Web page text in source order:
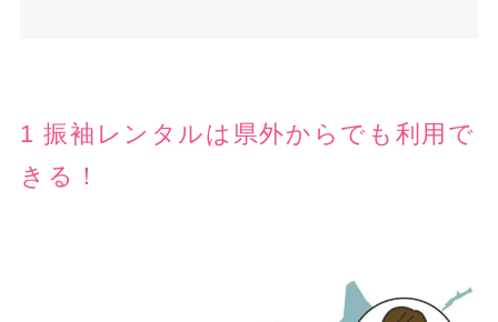
1 振袖レンタルは県外からでも利用で
きる！